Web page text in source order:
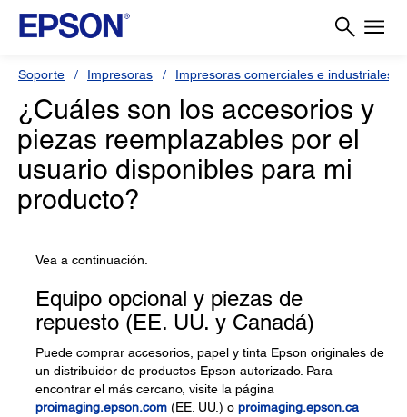
Soporte Impresoras Impresoras comerciales e industriales
¿Cuáles son los accesorios y
piezas reemplazables por el
usuario disponibles para mi
producto?
Vea a continuación.
Equipo opcional y piezas de
repuesto (EE. UU. y Canadá)
Puede comprar accesorios, papel y tinta Epson originales de
un distribuidor de productos Epson autorizado. Para
encontrar el más cercano, visite la página
proimaging.epson.com (EE. UU.) o proimaging.epson.ca